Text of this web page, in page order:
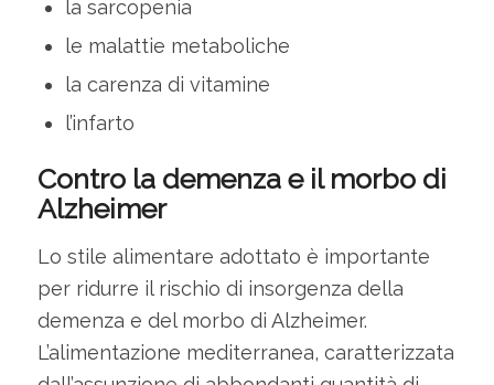
la sarcopenia
le malattie metaboliche
la carenza di vitamine
l’infarto
Contro la demenza e il morbo di
Alzheimer
Lo stile alimentare adottato è importante
per ridurre il rischio di insorgenza della
demenza e del morbo di Alzheimer.
L’alimentazione mediterranea, caratterizzata